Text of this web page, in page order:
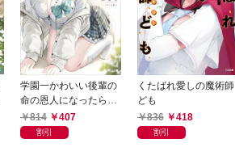
学園一かわいい後輩の
命の恩人になったら、
通い妻になって関係を
迫ってくる。
814 407
割引
くたばれ愛しの魔術師
ども
836
418
割引